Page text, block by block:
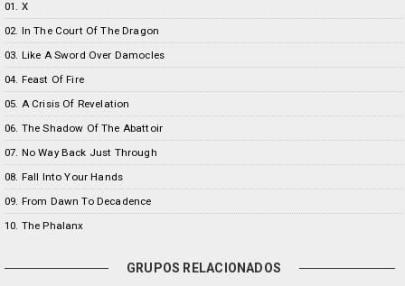
01. X
02. In The Court Of The Dragon
03. Like A Sword Over Damocles
04. Feast Of Fire
05. A Crisis Of Revelation
06. The Shadow Of The Abattoir
07. No Way Back Just Through
08. Fall Into Your Hands
09. From Dawn To Decadence
10. The Phalanx
GRUPOS RELACIONADOS